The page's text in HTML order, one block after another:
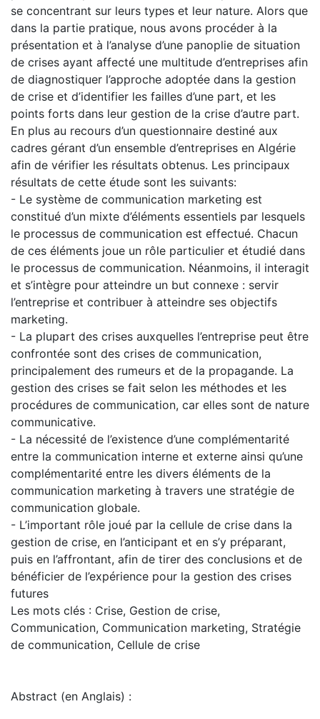
se concentrant sur leurs types et leur nature. Alors que
dans la partie pratique, nous avons procéder à la
présentation et à l’analyse d’une panoplie de situation
de crises ayant affecté une multitude d’entreprises afin
de diagnostiquer l’approche adoptée dans la gestion
de crise et d’identifier les failles d’une part, et les
points forts dans leur gestion de la crise d’autre part.
En plus au recours d’un questionnaire destiné aux
cadres gérant d’un ensemble d’entreprises en Algérie
afin de vérifier les résultats obtenus. Les principaux
résultats de cette étude sont les suivants:
- Le système de communication marketing est
constitué d’un mixte d’éléments essentiels par lesquels
le processus de communication est effectué. Chacun
de ces éléments joue un rôle particulier et étudié dans
le processus de communication. Néanmoins, il interagit
et s’intègre pour atteindre un but connexe : servir
l’entreprise et contribuer à atteindre ses objectifs
marketing.
- La plupart des crises auxquelles l’entreprise peut être
confrontée sont des crises de communication,
principalement des rumeurs et de la propagande. La
gestion des crises se fait selon les méthodes et les
procédures de communication, car elles sont de nature
communicative.
- La nécessité de l’existence d’une complémentarité
entre la communication interne et externe ainsi qu’une
complémentarité entre les divers éléments de la
communication marketing à travers une stratégie de
communication globale.
- L’important rôle joué par la cellule de crise dans la
gestion de crise, en l’anticipant et en s’y préparant,
puis en l’affrontant, afin de tirer des conclusions et de
bénéficier de l’expérience pour la gestion des crises
futures
Les mots clés : Crise, Gestion de crise,
Communication, Communication marketing, Stratégie
de communication, Cellule de crise
Abstract (en Anglais) :